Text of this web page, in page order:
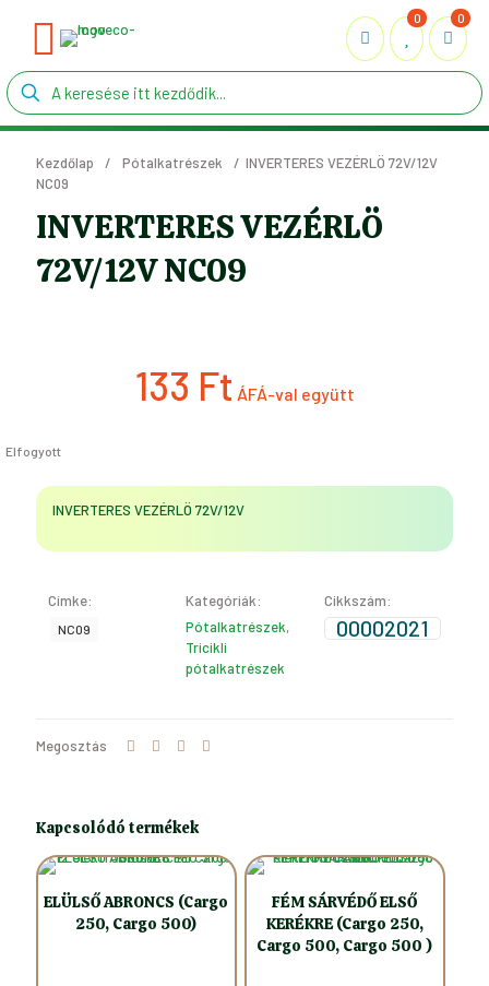
0 0
Kezdőlap / Pótalkatrészek / INVERTERES VEZÉRLÖ 72V/12V
NC09
INVERTERES VEZÉRLÖ
72V/12V NC09
133 Ft
Elfogyott
INVERTERES VEZÉRLÖ 72V/12V
Címke:
NC09
Kategóriák:
Pótalkatrészek,
Tricikli
pótalkatrészek
Cikkszám:
00002021
Megosztás
Kapcsolódó termékek
ELÜLSŐ ABRONCS (Cargo
250, Cargo 500)
FÉM SÁRVÉDŐ ELSŐ
KERÉKRE (Cargo 250,
Cargo 500, Cargo 500 )